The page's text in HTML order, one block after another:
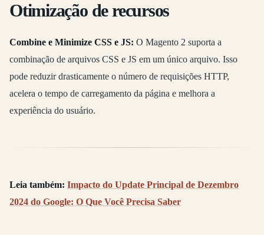
Otimização de recursos
Combine e Minimize CSS e JS: O Magento 2 suporta a
combinação de arquivos CSS e JS em um único arquivo. Isso
pode reduzir drasticamente o número de requisições HTTP,
acelera o tempo de carregamento da página e melhora a
experiência do usuário.
Leia também: Impacto do Update Principal de Dezembro
2024 do Google: O Que Você Precisa Saber